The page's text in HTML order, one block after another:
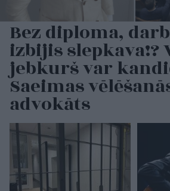
Bez diploma,
izbijis slepkava!?
jebkurš var
Saeimas
advokāts